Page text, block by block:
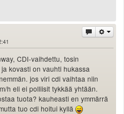
CDI-vaihdettu, tosin
kovasti on vauhti hukassa
jos viri cdi vaihtaa niin
h eli ei polliisit tykkää yhtään.
tuota? kauheasti en ymmärrä
tuo cdi hoitui kyllä